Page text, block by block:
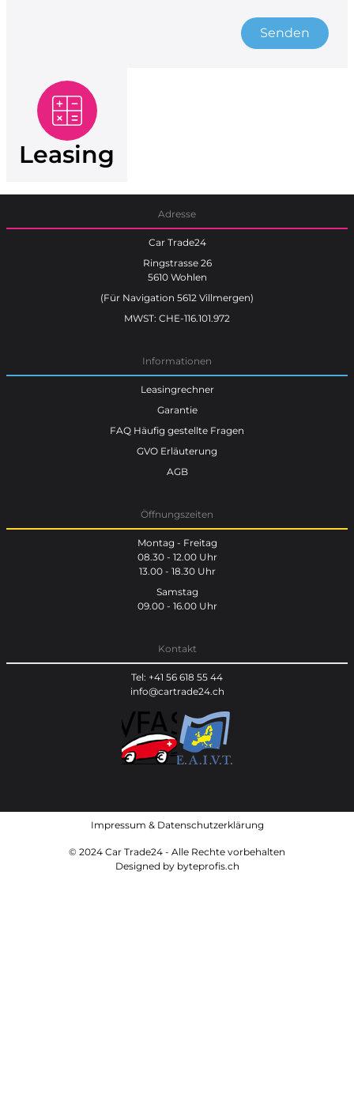
Senden
Leasing
Adresse
Car Trade24
Ringstrasse 26
5610 Wohlen
(Für Navigation 5612 Villmergen)
MWST: CHE-116.101.972
Informationen
Leasingrechner
Garantie
FAQ Häufig gestellte Fragen
GVO Erläuterung
AGB
Öffnungszeiten
Montag - Freitag
08.30 - 12.00 Uhr
13.00 - 18.30 Uhr
Samstag
09.00 - 16.00 Uhr
Kontakt
Tel: +41 56 618 55 44
info@cartrade24.ch
Impressum & Datenschutzerklärung
© 2024 Car Trade24 - Alle Rechte vorbehalten
Designed by byteprofis.ch